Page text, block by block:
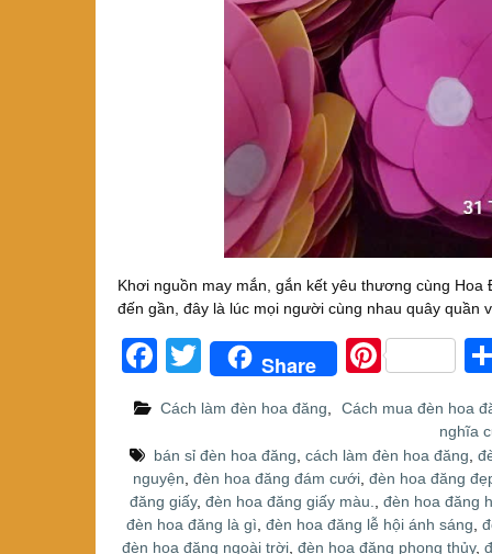
Khơi nguồn may mắn, gắn kết yêu thương cùng
đến gần, đây là lúc mọi người cùng nhau quây quần
F
c
e
b
o
T
tt
er
Share
Pi
er
e
st
Cách làm đèn hoa đăng Cách mua đèn hoa
nghĩa
bán sỉ đèn hoa đăng cách làm đèn hoa đăng
nguyện đèn hoa đăng đám cưới, đèn hoa đăng
đăng giấy, đèn hoa đăng giấy màu. đèn hoa đăng
đèn hoa đăng là gì đèn hoa đăng lễ hội ánh sáng
đèn hoa đăng ngoài trời đèn hoa đăng phong thủy,